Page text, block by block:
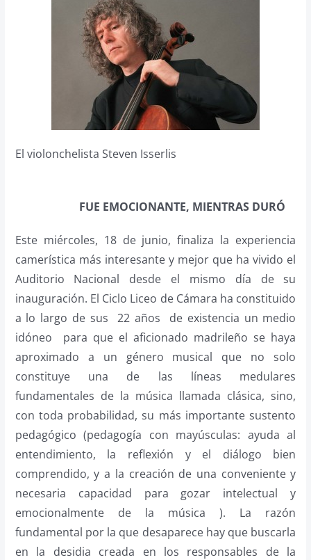
El violonchelista Steven Isserlis
FUE EMOCIONANTE, MIENTRAS DURÓ
Este miércoles, 18 de junio, finaliza la experiencia
camerística más interesante y mejor que ha vivido el
Auditorio Nacional desde el mismo día de su
inauguración. El Ciclo Liceo de Cámara ha constituido
a lo largo de sus 22 años de existencia un medio
idóneo para que el aficionado madrileño se haya
aproximado a un género musical que no solo
constituye una de las líneas medulares
fundamentales de la música llamada clásica, sino,
con toda probabilidad, su más importante sustento
pedagógico (pedagogía con mayúsculas: ayuda al
entendimiento, la reflexión y el diálogo bien
comprendido, y a la creación de una conveniente y
necesaria capacidad para gozar intelectual y
emocionalmente de la música ). La razón
fundamental por la que desaparece hay que buscarla
en la desidia creada en los responsables de la